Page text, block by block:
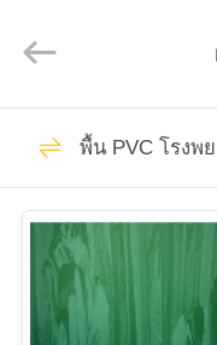
บ้าน
ผลิตภัณฑ์
แสดง
ESTY
BUILDING
Developed
พื้น
พื้น PVC โรงพ